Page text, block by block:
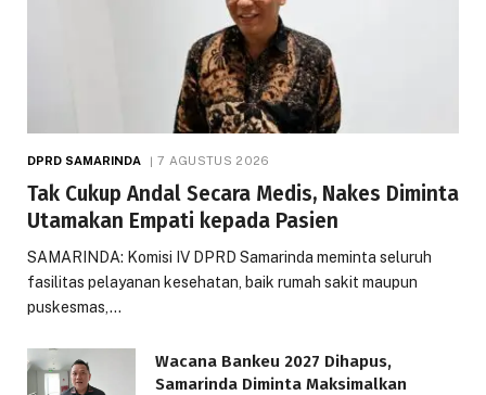
DPRD SAMARINDA 7 AGUSTUS 2026
Tak Cukup Andal Secara Medis, Nakes Diminta
Utamakan Empati kepada Pasien
SAMARINDA: Komisi IV DPRD Samarinda meminta seluruh
fasilitas pelayanan kesehatan, baik rumah sakit maupun
puskesmas,…
Wacana Bankeu 2027 Dihapus,
Samarinda Diminta Maksimalkan